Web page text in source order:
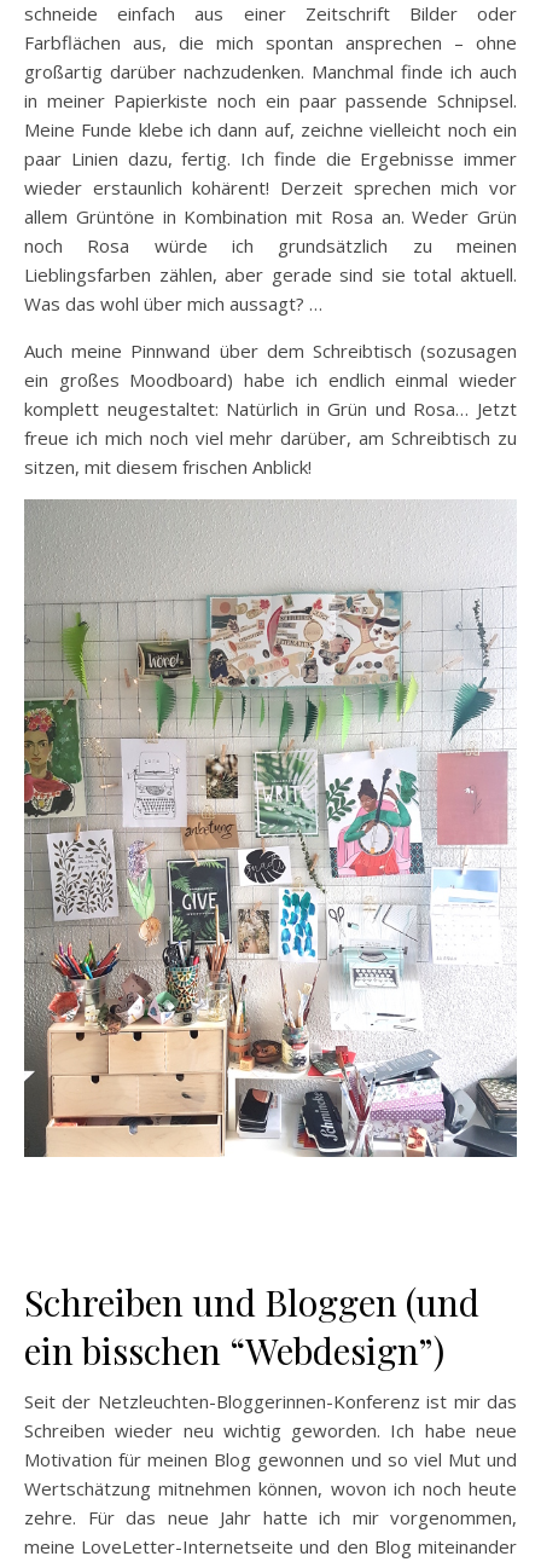
schneide einfach aus einer Zeitschrift Bilder oder
Farbflächen aus, die mich spontan ansprechen – ohne
großartig darüber nachzudenken. Manchmal finde ich auch
in meiner Papierkiste noch ein paar passende Schnipsel.
Meine Funde klebe ich dann auf, zeichne vielleicht noch ein
paar Linien dazu, fertig. Ich finde die Ergebnisse immer
wieder erstaunlich kohärent! Derzeit sprechen mich vor
allem Grüntöne in Kombination mit Rosa an. Weder Grün
noch Rosa würde ich grundsätzlich zu meinen
Lieblingsfarben zählen, aber gerade sind sie total aktuell.
Was das wohl über mich aussagt? …
Auch meine Pinnwand über dem Schreibtisch (sozusagen
ein großes Moodboard) habe ich endlich einmal wieder
komplett neugestaltet: Natürlich in Grün und Rosa… Jetzt
freue ich mich noch viel mehr darüber, am Schreibtisch zu
sitzen, mit diesem frischen Anblick!
Schreiben und Bloggen (und
ein bisschen “Webdesign”)
Seit der Netzleuchten-Bloggerinnen-Konferenz ist mir das
Schreiben wieder neu wichtig geworden. Ich habe neue
Motivation für meinen Blog gewonnen und so viel Mut und
Wertschätzung mitnehmen können, wovon ich noch heute
zehre. Für das neue Jahr hatte ich mir vorgenommen,
meine LoveLetter-Internetseite und den Blog miteinander